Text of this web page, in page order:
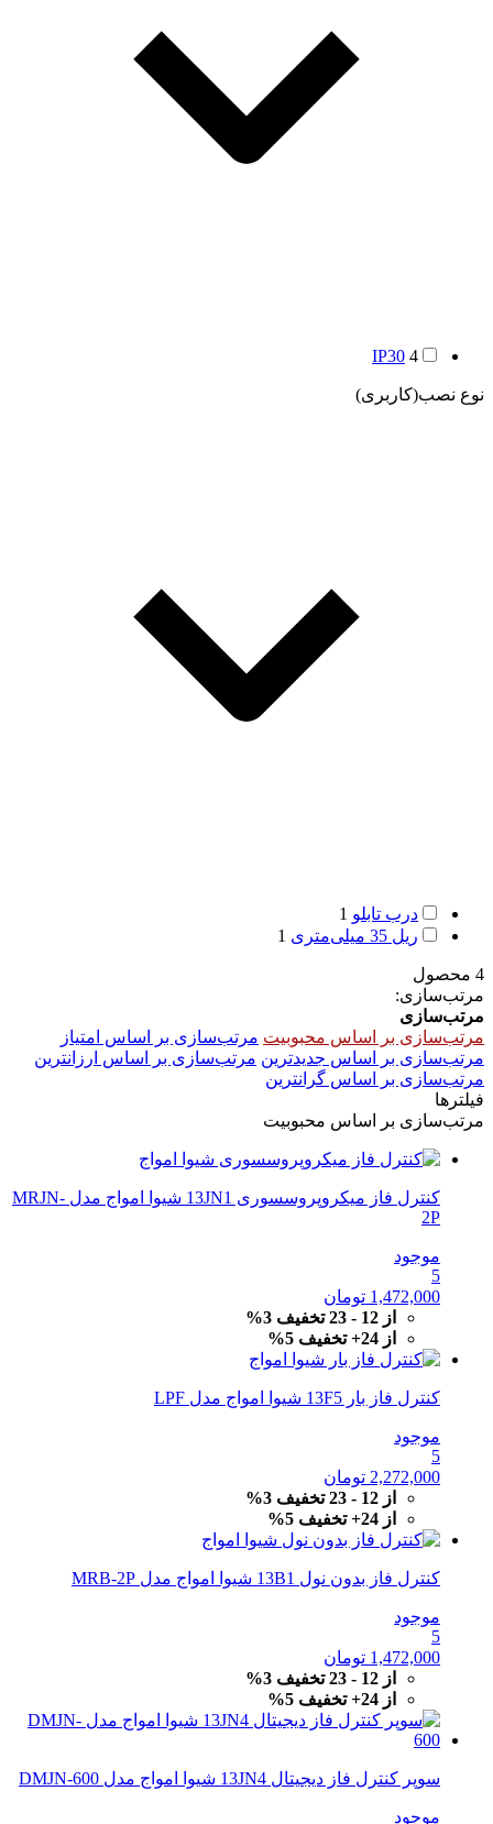
IP30 4
نوع نصب(کاربری)
درب تابلو 1
ریل 35 میلی‌متری
1
4 محصول
مرتب‌سازی:
مرتب‌سازی
مرتب‌سازی بر اساس محبوبیت مرتب‌سازی بر اساس امتیاز
مرتب‌سازی بر اساس جدیدترین مرتب‌سازی بر اساس ارزانترین
مرتب‌سازی بر اساس گرانترین
فیلترها
مرتب‌سازی بر اساس محبوبیت
کنترل فاز میکروپروسسوری 13JN1 شیوا امواج مدل MRJN-
2P
موجود
5
1,472,000 تومان
از 12 - 23 تخفیف 3%
از 24+ تخفیف 5%
کنترل فاز بار 13F5 شیوا امواج مدل LPF
موجود
5
2,272,000 تومان
از 12 - 23 تخفیف 3%
از 24+ تخفیف 5%
کنترل فاز بدون نول 13B1 شیوا امواج مدل MRB-2P
موجود
5
1,472,000 تومان
از 12 - 23 تخفیف 3%
از 24+ تخفیف 5%
سوپر کنترل فاز دیجیتال 13JN4 شیوا امواج مدل DMJN-600
موجود